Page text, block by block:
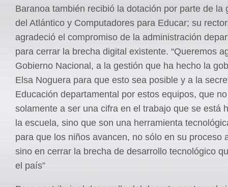
Baranoa también recibió la dotación por parte de la
del Atlántico y Computadores para Educar; su
agradeció el compromiso de la administración
para cerrar la brecha digital existente. “Queremos
Gobierno Nacional, a la gestión que ha hecho la
Elsa Noguera para que esto sea posible y a la
Educación departamental por estos equipos, que
solamente a ser una cifra en el trabajo que se está
la escuela, sino que son una herramienta
para que los niños avancen, no sólo en su proceso
sino en cerrar la brecha de desarrollo tecnológico
el país”